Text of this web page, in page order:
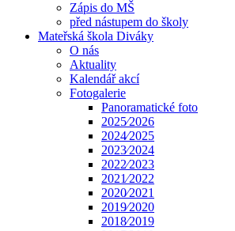
Zápis do MŠ
před nástupem do školy
Mateřská škola Diváky
O nás
Aktuality
Kalendář akcí
Fotogalerie
Panoramatické foto
2025⁄2026
2024⁄2025
2023⁄2024
2022⁄2023
2021⁄2022
2020⁄2021
2019⁄2020
2018⁄2019